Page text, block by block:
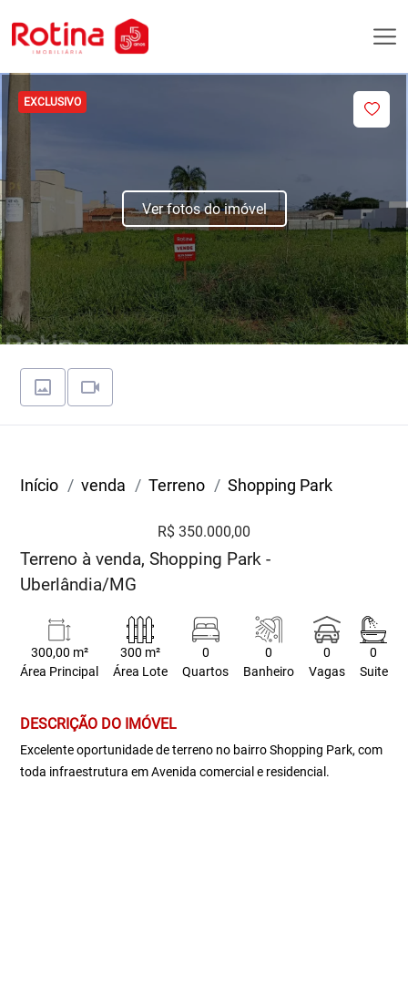
EXCLUSIVO
Ver fotos do imóvel
Início venda Terreno Shopping Park
R$ 350.000,00
Terreno à venda, Shopping Park -
Uberlândia/MG
300,00 m²
Área Principal
300 m²
Área Lote
0
Quartos
0
Banheiro
0
Vagas
0
Suite
DESCRIÇÃO DO IMÓVEL
Excelente oportunidade de terreno no bairro Shopping Park, com
toda infraestrutura em Avenida comercial e residencial.